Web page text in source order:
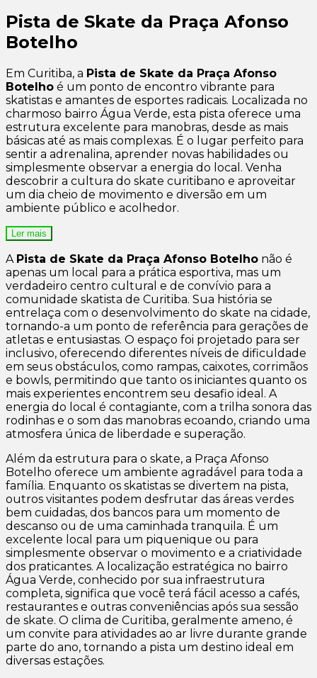
Pista de Skate da Praça Afonso
Botelho
Em Curitiba, a Pista de Skate da Praça Afonso
Botelho é um ponto de encontro vibrante para
skatistas e amantes de esportes radicais. Localizada no
charmoso bairro Água Verde, esta pista oferece uma
estrutura excelente para manobras, desde as mais
básicas até as mais complexas. É o lugar perfeito para
sentir a adrenalina, aprender novas habilidades ou
simplesmente observar a energia do local. Venha
descobrir a cultura do skate curitibano e aproveitar
um dia cheio de movimento e diversão em um
ambiente público e acolhedor.
Ler mais
A Pista de Skate da Praça Afonso Botelho não é
apenas um local para a prática esportiva, mas um
verdadeiro centro cultural e de convívio para a
comunidade skatista de Curitiba. Sua história se
entrelaça com o desenvolvimento do skate na cidade,
tornando-a um ponto de referência para gerações de
atletas e entusiastas. O espaço foi projetado para ser
inclusivo, oferecendo diferentes níveis de dificuldade
em seus obstáculos, como rampas, caixotes, corrimãos
e bowls, permitindo que tanto os iniciantes quanto os
mais experientes encontrem seu desafio ideal. A
energia do local é contagiante, com a trilha sonora das
rodinhas e o som das manobras ecoando, criando uma
atmosfera única de liberdade e superação.
Além da estrutura para o skate, a Praça Afonso
Botelho oferece um ambiente agradável para toda a
família. Enquanto os skatistas se divertem na pista,
outros visitantes podem desfrutar das áreas verdes
bem cuidadas, dos bancos para um momento de
descanso ou de uma caminhada tranquila. É um
excelente local para um piquenique ou para
simplesmente observar o movimento e a criatividade
dos praticantes. A localização estratégica no bairro
Água Verde, conhecido por sua infraestrutura
completa, significa que você terá fácil acesso a cafés,
restaurantes e outras conveniências após sua sessão
de skate. O clima de Curitiba, geralmente ameno, é
um convite para atividades ao ar livre durante grande
parte do ano, tornando a pista um destino ideal em
diversas estações.